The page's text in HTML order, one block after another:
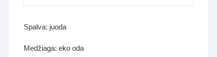
Spalva: juoda
Medžiaga: eko oda